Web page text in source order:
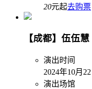
20元起去购票
【成都】伍伍
演出时间
2024年10月
演出场馆